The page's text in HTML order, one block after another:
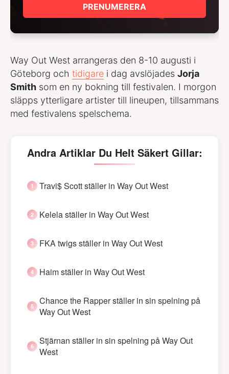
PRENUMERERA
Way Out West arrangeras den 8-10 augusti i
Göteborg och tidigare i dag avslöjades Jorja
Smith som en ny bokning till festivalen. I morgon
släpps ytterligare artister till lineupen, tillsammans
med festivalens spelschema.
Andra Artiklar Du Helt Säkert Gillar:
Travi$ Scott ställer in Way Out West
Kelela ställer in Way Out West
FKA twigs ställer in Way Out West
Haim ställer in Way Out West
Chance the Rapper ställer in sin spelning på
Way Out West
Stjärnan ställer in sin spelning på Way Out
West